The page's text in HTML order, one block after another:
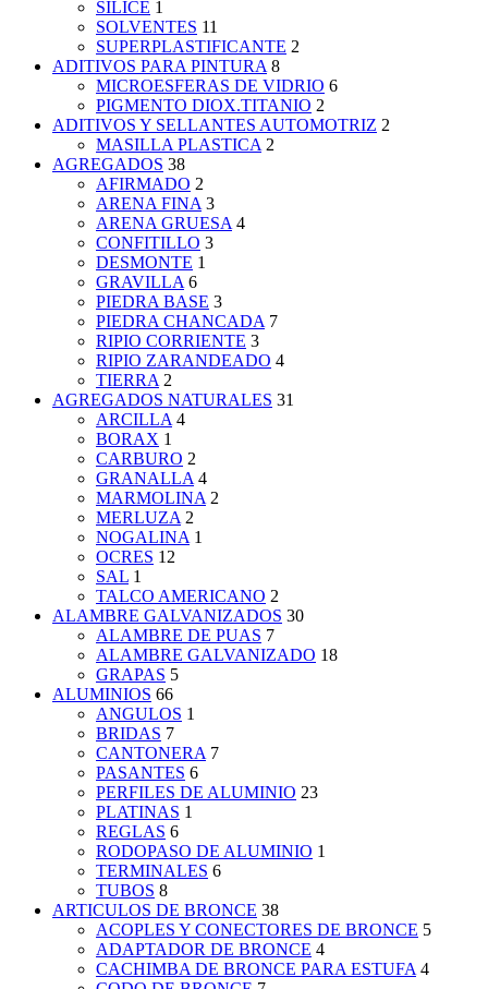
SILICE 1
SOLVENTES 11
SUPERPLASTIFICANTE 2
ADITIVOS PARA PINTURA 8
MICROESFERAS DE VIDRIO 6
PIGMENTO DIOX.TITANIO 2
ADITIVOS Y SELLANTES AUTOMOTRIZ 2
MASILLA PLASTICA 2
AGREGADOS 38
AFIRMADO 2
ARENA FINA 3
ARENA GRUESA 4
CONFITILLO 3
DESMONTE 1
GRAVILLA 6
PIEDRA BASE 3
PIEDRA CHANCADA 7
RIPIO CORRIENTE 3
RIPIO ZARANDEADO 4
TIERRA 2
AGREGADOS NATURALES 31
ARCILLA 4
BORAX 1
CARBURO 2
GRANALLA 4
MARMOLINA 2
MERLUZA 2
NOGALINA 1
OCRES 12
SAL 1
TALCO AMERICANO 2
ALAMBRE GALVANIZADOS 30
ALAMBRE DE PUAS 7
ALAMBRE GALVANIZADO 18
GRAPAS 5
ALUMINIOS 66
ANGULOS 1
BRIDAS 7
CANTONERA 7
PASANTES 6
PERFILES DE ALUMINIO 23
PLATINAS 1
REGLAS 6
RODOPASO DE ALUMINIO 1
TERMINALES 6
TUBOS 8
ARTICULOS DE BRONCE 38
ACOPLES Y CONECTORES DE BRONCE 5
ADAPTADOR DE BRONCE 4
CACHIMBA DE BRONCE PARA ESTUFA 4